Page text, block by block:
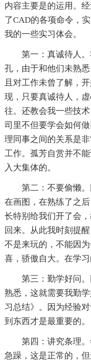
内容主要是的运用。
了CAD的各项命令，
我的一些实习体会。
第一：真诚待人
孔，由于和他们未熟
且对工作未曾了解，
现，只要真诚待人，
往。还教会我一些技
司里不但要学会如何
理同事之间的关系是
工作。孤芳自赏并不
入大集体的。
第二：不要偷懒
在画图，在熟练了之
长特别给我们开了会
回来。从此我时刻提
不是来玩的，不能因
喜，骄傲自大。在学
第三：勤学好问
熟悉，这就需要我勤
习总结》。因为经验
到东西才是最重要的。
第四：讲究条理
急躁，这是正常的，